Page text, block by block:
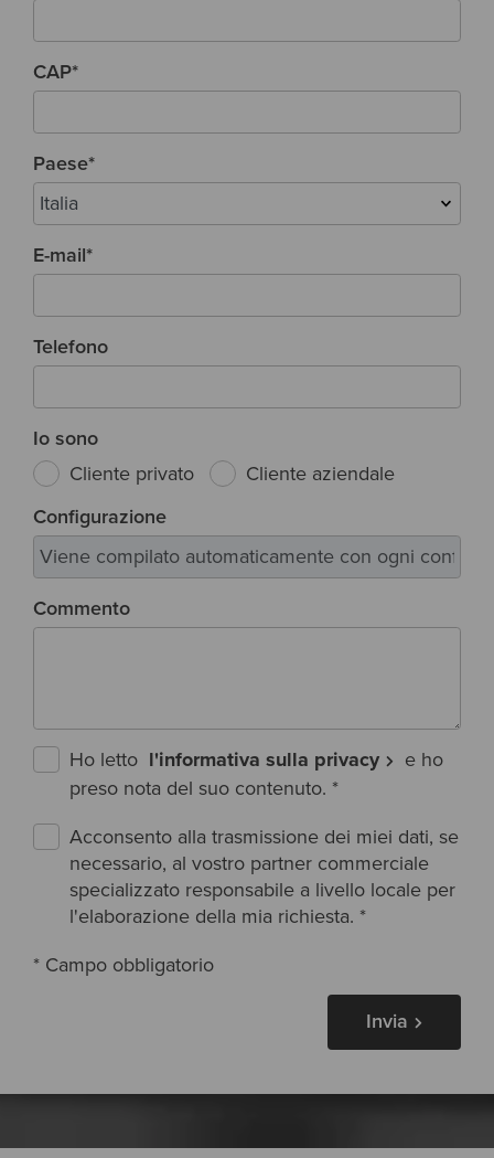
CAP*
Paese*
E-mail*
Telefono
Io sono
Cliente privato
Cliente aziendale
Configurazione
Commento
Ho letto l'informativa sulla privacy
e ho
preso nota del suo contenuto. *
Acconsento alla trasmissione dei miei dati, se
necessario, al vostro partner commerciale
specializzato responsabile a livello locale per
l'elaborazione della mia richiesta. *
* Campo obbligatorio
Invia